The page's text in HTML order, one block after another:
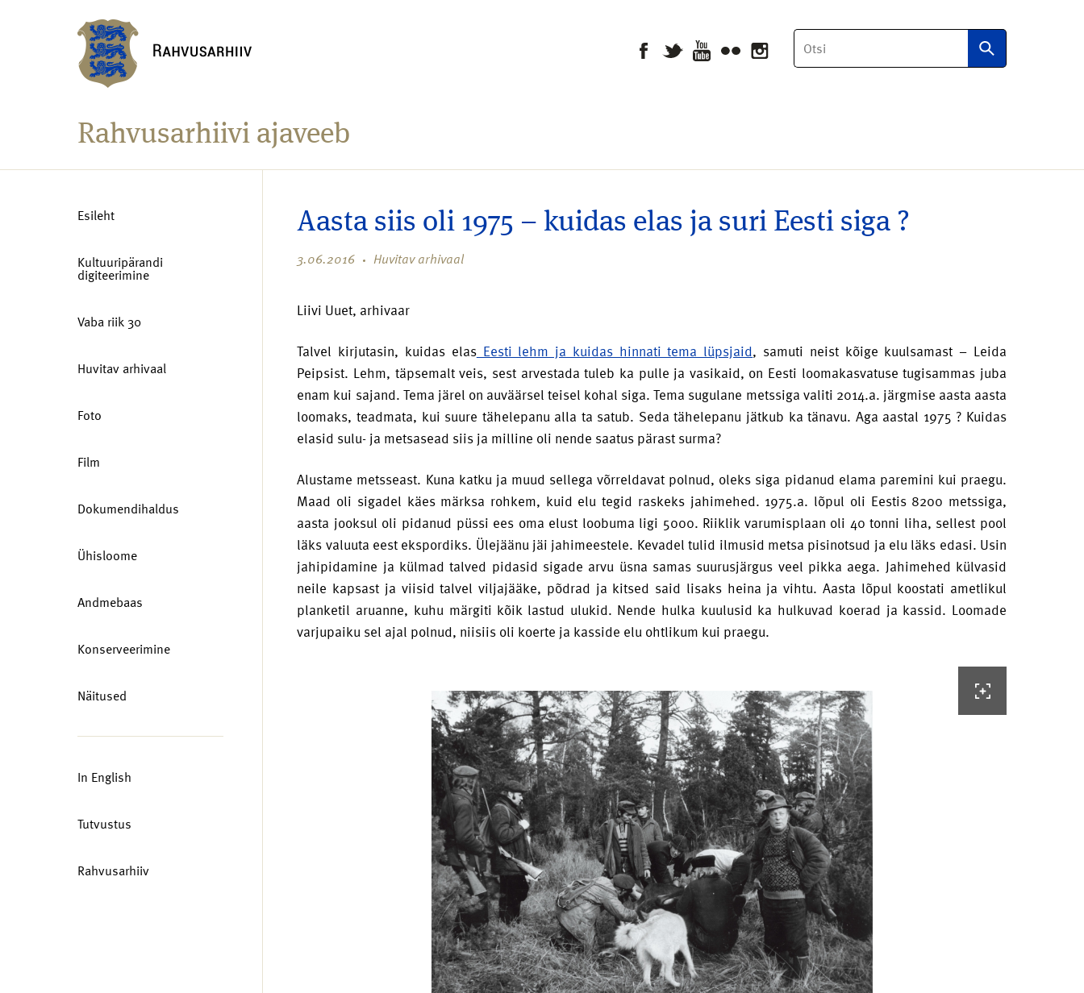
Otsi
Rahvusarhiivi ajaveeb
Esileht
Kultuuripärandi
digiteerimine
Vaba riik 30
Huvitav arhivaal
Foto
Film
Dokumendihaldus
Ühisloome
Andmebaas
Konserveerimine
Näitused
In English
Tutvustus
Rahvusarhiiv
Aasta siis oli 1975 – kuidas elas ja suri Eesti siga ?
3.06.2016 Huvitav arhivaal
Liivi Uuet, arhivaar
Talvel kirjutasin, kuidas elasEesti lehm ja kuidas hinnati tema lüpsjaid, samuti neist kõige kuulsamast – Leida
Peipsist. Lehm, täpsemalt veis, sest arvestada tuleb ka pulle ja vasikaid, on Eesti loomakasvatuse tugisammas juba
enam kui sajand. Tema järel on auväärsel teisel kohal siga. Tema sugulane metssiga valiti 2014.a. järgmise aasta aasta
loomaks, teadmata, kui suure tähelepanu alla ta satub. Seda tähelepanu jätkub ka tänavu. Aga aastal 1975 ? Kuidas
elasid sulu- ja metsasead siis ja milline oli nende saatus pärast surma?
Alustame metsseast. Kuna katku ja muud sellega võrreldavat polnud, oleks siga pidanud elama paremini kui praegu.
Maad oli sigadel käes märksa rohkem, kuid elu tegid raskeks jahimehed. 1975.a. lõpul oli Eestis 8200 metssiga,
aasta jooksul oli pidanud püssi ees oma elust loobuma ligi 5000. Riiklik varumisplaan oli 40 tonni liha, sellest pool
läks valuuta eest ekspordiks. Ülejäänu jäi jahimeestele. Kevadel tulid ilmusid metsa pisinotsud ja elu läks edasi. Usin
jahipidamine ja külmad talved pidasid sigade arvu üsna samas suurusjärgus veel pikka aega. Jahimehed külvasid
neile kapsast ja viisid talvel viljajääke, põdrad ja kitsed said lisaks heina ja vihtu. Aasta lõpul koostati ametlikul
planketil aruanne, kuhu märgiti kõik lastud ulukid. Nende hulka kuulusid ka hulkuvad koerad ja kassid. Loomade
varjupaiku sel ajal polnud, niisiis oli koerte ja kasside elu ohtlikum kui praegu.